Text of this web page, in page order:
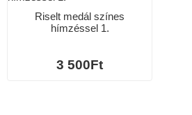
Riselt medál színes
hímzéssel 1.
3 500Ft